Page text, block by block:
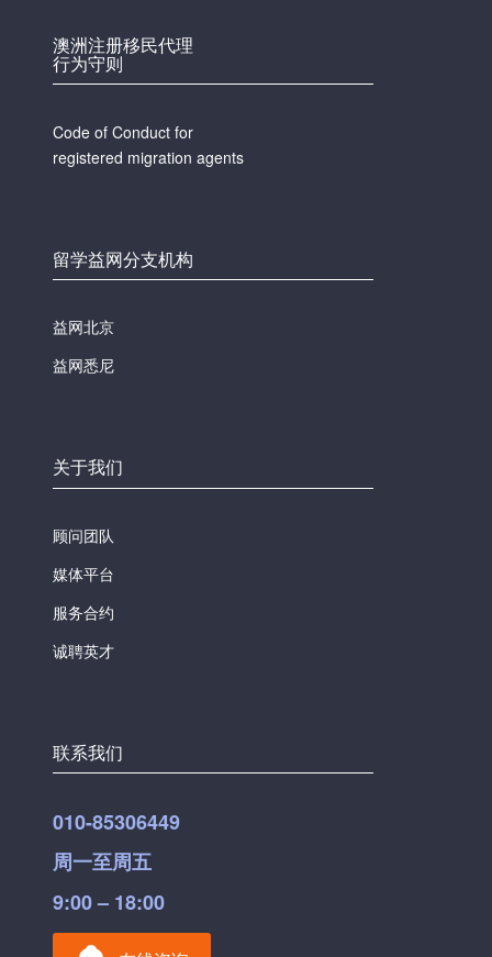
澳洲注册移民代理
行为守则
Code of Conduct for
registered migration agents
留学益网分支机构
益网北京
益网悉尼
关于我们
顾问团队
媒体平台
服务合约
诚聘英才
联系我们
010-85306449
周一至周五
9:00 – 18:00